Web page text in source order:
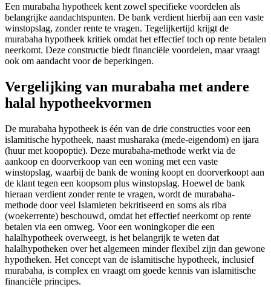
Een murabaha hypotheek kent zowel specifieke voordelen als
belangrijke aandachtspunten. De bank verdient hierbij aan een vaste
winstopslag, zonder rente te vragen. Tegelijkertijd krijgt de
murabaha hypotheek kritiek omdat het effectief toch op rente betalen
neerkomt. Deze constructie biedt financiële voordelen, maar vraagt
ook om aandacht voor de beperkingen.
Vergelijking van murabaha met andere
halal hypotheekvormen
De murabaha hypotheek is één van de drie constructies voor een
islamitische hypotheek, naast musharaka (mede-eigendom) en ijara
(huur met koopoptie). Deze murabaha-methode werkt via de
aankoop en doorverkoop van een woning met een vaste
winstopslag, waarbij de bank de woning koopt en doorverkoopt aan
de klant tegen een koopsom plus winstopslag. Hoewel de bank
hieraan verdient zonder rente te vragen, wordt de murabaha-
methode door veel Islamieten bekritiseerd en soms als riba
(woekerrente) beschouwd, omdat het effectief neerkomt op rente
betalen via een omweg. Voor een woningkoper die een
halalhypotheek overweegt, is het belangrijk te weten dat
halalhypotheken over het algemeen minder flexibel zijn dan gewone
hypotheken. Het concept van de islamitische hypotheek, inclusief
murabaha, is complex en vraagt om goede kennis van islamitische
financiële principes.